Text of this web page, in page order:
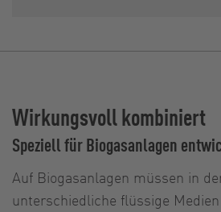
Wirkungsvoll kombiniert
Speziell für Biogasanlagen
Auf Biogasanlagen müssen in
unterschiedliche flüssige